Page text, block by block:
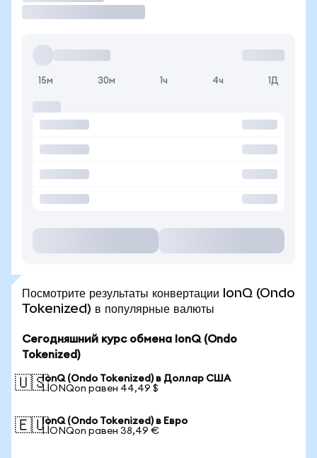
15м 30м 1ч 4ч 1Д
Посмотрите результаты конвертации IonQ (Ondo
Tokenized) в популярные валюты
Сегодняшний курс обмена IonQ (Ondo
Tokenized)
🇺🇸IonQ (Ondo Tokenized) в Доллар США
1 IONQon равен 44,49 $
🇪🇺IonQ (Ondo Tokenized) в Евро
1 IONQon равен 38,49 €